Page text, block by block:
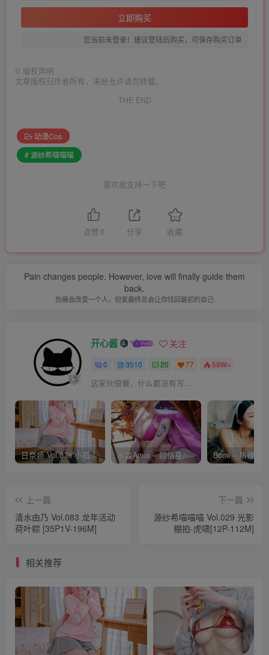
立即购买
您当前未登录！建议登陆后购买，可保存购买订单
© 版权声明
文章版权归作者所有，未经允许请勿转载。
THE END
动漫Cos
# 源纱希喵喵喵
喜欢就支持一下吧
点赞 0 分享 收藏
Pain changes people. However, love will finally guide them
back.
伤痛会改变一个人，但爱最终总会让你找回最初的自己
开心酱 关注
0 3510 20 77 59W+
这家伙很懒，什么都没有写...
日奈娇 Vol.079 小孤独 [134P-1.84GB] 水淼Aqua – 颜值身材双在线 火爆日本 Cos写真作品合集
上一篇
清水由乃 Vol.083 龙年活动
荷叶粽 [35P1V-196M]
下一篇
源纱希喵喵喵 Vol.029 光影
棚拍-虎啸[12P-112M]
相关推荐